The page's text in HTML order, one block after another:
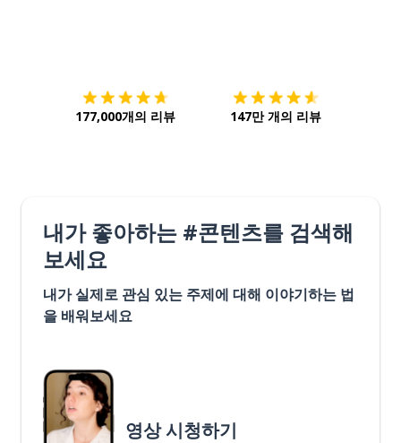
177,000개의 리뷰 147만 개의 리뷰
내가 좋아하는 #콘텐츠를 검색해
보세요
내가 실제로 관심 있는 주제에 대해 이야기하는 법
을 배워보세요
영상 시청하기